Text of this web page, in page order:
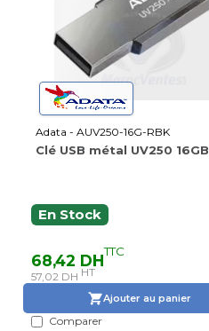
Adata - AUV250-16G-RBK
Clé USB métal UV250 16GB
En Stock
68,42 DHTTC
57,02 DH HT
Ajouter au panier
Comparer